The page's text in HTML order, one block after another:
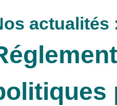
actualités